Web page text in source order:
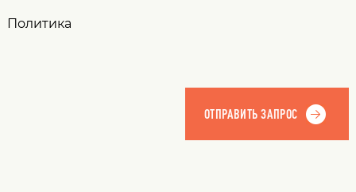
Политика